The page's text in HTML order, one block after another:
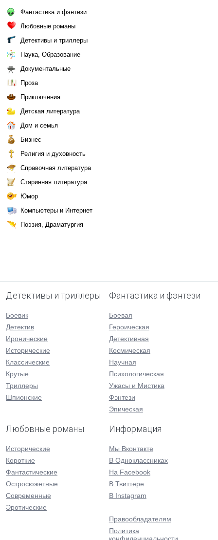
Фантастика и фэнтези
Любовные романы
Детективы и триллеры
Наука, Образование
Документальные
Проза
Приключения
Детская литература
Дом и семья
Бизнес
Религия и духовность
Справочная литература
Старинная литература
Юмор
Компьютеры и Интернет
Поэзия, Драматургия
Детективы и триллеры
Боевик
Детектив
Иронические
Исторические
Классические
Крутые
Триллеры
Шпионские
Фантастика и фэнтези
Боевая
Героическая
Детективная
Космическая
Научная
Психологическая
Ужасы и Мистика
Фэнтези
Эпическая
Любовные романы
Исторические
Короткие
Фантастические
Остросюжетные
Современные
Эротические
Информация
Мы Вконтакте
В Одноклассниках
На Facebook
В Твиттере
В Instagram
Правообладателям
Политика